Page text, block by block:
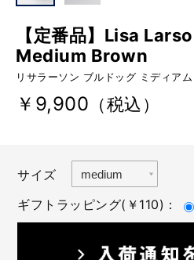
【定番品】Lisa
Medium Brown
リサラーソン ブルドッグ ミディア
￥9,900 （税込）
サイズ
ギフトラッピング(￥110)：